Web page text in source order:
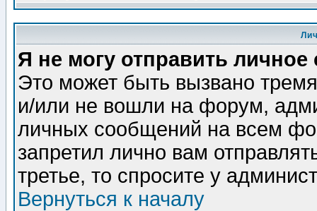
Я не могу отправить
Это может быть вызвано
и/или не вошли на форум,
личных сообщений на всем
запретил лично вам
третье, то спросите у
Вернуться к началу